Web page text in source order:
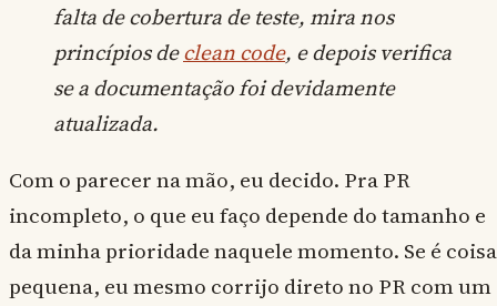
falta de cobertura de teste, mira nos
princípios declean code, e depois verifica
se a documentação foi devidamente
atualizada.
Com o parecer na mão, eu decido. Pra PR
incompleto, o que eu faço depende do tamanho e
da minha prioridade naquele momento. Se é coisa
pequena, eu mesmo corrijo direto no PR com um